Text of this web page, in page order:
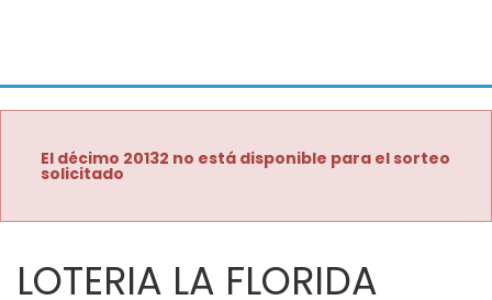
El décimo 20132 no está disponible para el sorteo
solicitado
LOTERIA LA FLORIDA